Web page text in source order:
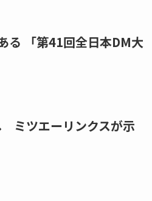
る 「第41回全日本DM大
ミツエーリンクスが示